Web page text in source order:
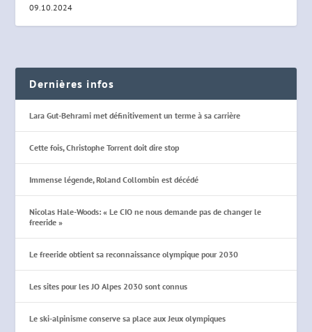
09.10.2024
Dernières infos
Lara Gut-Behrami met définitivement un terme à sa carrière
Cette fois, Christophe Torrent doit dire stop
Immense légende, Roland Collombin est décédé
Nicolas Hale-Woods: « Le CIO ne nous demande pas de changer le
freeride »
Le freeride obtient sa reconnaissance olympique pour 2030
Les sites pour les JO Alpes 2030 sont connus
Le ski-alpinisme conserve sa place aux Jeux olympiques